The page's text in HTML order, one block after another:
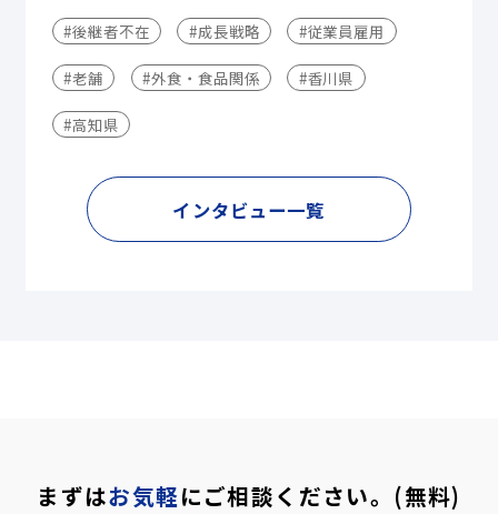
#後継者不在 #成長戦略 #従業員雇用
#老舗 #外食・食品関係 #香川県
#高知県
インタビュー一覧
まずはお気軽にご相談ください。(無料)